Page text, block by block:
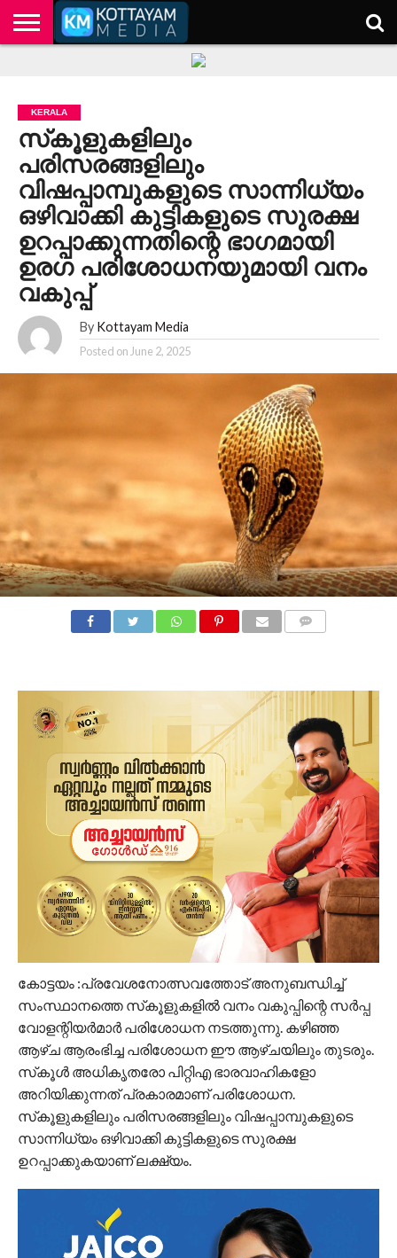
KERALA
സ്‌കൂളുകളിലും
പരിസരങ്ങളിലും
വിഷപ്പാമ്പുകളുടെ സാന്നിധ്യം
ഒഴിവാക്കി കുട്ടികളുടെ സുരക്ഷ
ഉറപ്പാക്കുന്നതിന്റെ ഭാഗമായി
ഉരഗ പരിശോധനയുമായി വനം
വകുപ്പ്
By Kottayam Media
Posted on June 2, 2025
കോട്ടയം :പ്രവേശനോത്സവത്തോട് അനുബന്ധിച്ച്
സംസ്ഥാനത്തെ സ്‌കൂളുകളില്‍ വനം വകുപ്പിന്റെ സര്‍പ്പ
വോളന്റിയര്‍മാര്‍ പരിശോധന നടത്തുന്നു. കഴിഞ്ഞ
ആഴ്ച ആരംഭിച്ച പരിശോധന ഈ ആഴ്ചയിലും തുടരും.
സ്‌കൂള്‍ അധികൃതരോ പിറ്റിഎ ഭാരവാഹികളോ
അറിയിക്കുന്നത് പ്രകാരമാണ് പരിശോധന.
സ്‌കൂളുകളിലും പരിസരങ്ങളിലും വിഷപ്പാമ്പുകളുടെ
സാന്നിധ്യം ഒഴിവാക്കി കുട്ടികളുടെ സുരക്ഷ
ഉറപ്പാക്കുകയാണ് ലക്ഷ്യം.